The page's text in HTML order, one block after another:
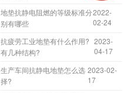
地垫抗静电阻燃的等级标准分
别有哪些
2022-
02-24
抗疲劳工业地垫有什么作用?
有几种结构?
2023-
04-17
生产车间抗静电地垫怎么选
择?
2023-02-
17